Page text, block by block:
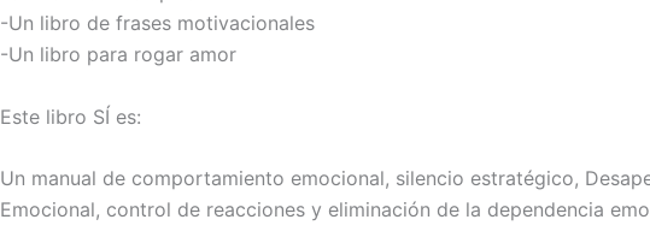
-Un libro de frases motivacionales
-Un libro para rogar amor
Este libro SÍ es:
Un manual de comportamiento emocional, silencio estratégico,
Emocional, control de reacciones y eliminación de la dependencia